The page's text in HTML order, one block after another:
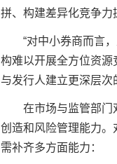
拼、构建差异化竞争力
“对中小券商而言，
构难以开展全方位资源
与发行人建立更深层次
在市场与监管部门双
创造和风险管理能力
需补齐多方面能力：